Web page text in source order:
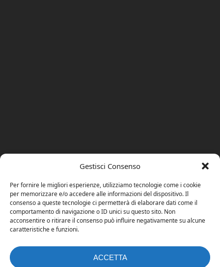
Gestisci Consenso
Per fornire le migliori esperienze, utilizziamo tecnologie come i cookie
per memorizzare e/o accedere alle informazioni del dispositivo. Il
consenso a queste tecnologie ci permetterà di elaborare dati come il
comportamento di navigazione o ID unici su questo sito. Non
acconsentire o ritirare il consenso può influire negativamente su alcune
caratteristiche e funzioni.
ACCETTA